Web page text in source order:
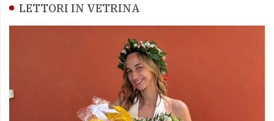
LETTORI IN VETRINA